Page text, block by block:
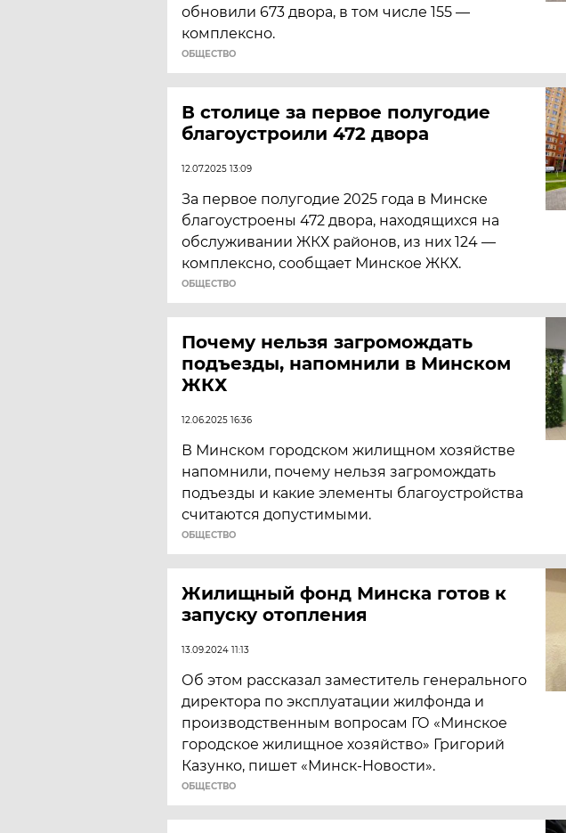
обновили 673 двора, в том числе 155 —
комплексно.
ОБЩЕСТВО
В столице за первое полугодие
благоустроили 472 двора
12.07.2025 13:09
За первое полугодие 2025 года в Минске
благоустроены 472 двора, находящихся на
обслуживании ЖКХ районов, из них 124 —
комплексно, сообщает Минское ЖКХ.
ОБЩЕСТВО
Почему нельзя загромождать
подъезды, напомнили в Минском
ЖКХ
12.06.2025 16:36
В Минском городском жилищном хозяйстве
напомнили, почему нельзя загромождать
подъезды и какие элементы благоустройства
считаются допустимыми.
ОБЩЕСТВО
Жилищный фонд Минска готов к
запуску отопления
13.09.2024 11:13
Об этом рассказал заместитель генерального
директора по эксплуатации жилфонда и
производственным вопросам ГО «Минское
городское жилищное хозяйство» Григорий
Казунко, пишет «Минск-Новости».
ОБЩЕСТВО